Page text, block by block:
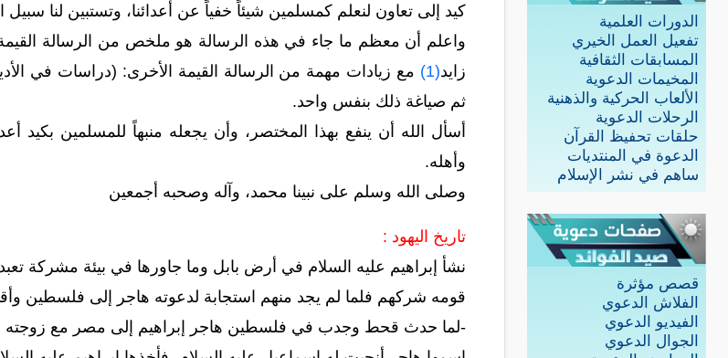
الدورات العلمية
تفعيل العمل الخيري
المسابقات الثقافية
المخيمات الدعوية
الألعاب الحركية والذهنية
الرحلات الدعوية
حلقات تحفيظ القرآن
الدعوة في المنتديات
ساهم في نشر الإسلام
قصص مؤثرة
الفلاش الدعوي
الفيديو الدعوي
الجوال الدعوي
كيد إلى تعاون لنعلم كمسلمين شيئاً خفياً عن أعدائنا، وتستبين لنا سبيل
واعلم أن معظم ما جاء في هذه الرسالة هو ملخص من الرسالة القيمة:
زايد(1) مع زيادات مهمة من الرسالة القيمة الأخرى: (دراسات في
ثم صياغة ذلك بنفس واحد.
أسأل الله أن ينفع بهذا المختصر، وأن يجعله منبهاً للمسلمين بكيد
وأهله.
وصلى الله وسلم على نبينا محمد، وآله وصحبه أجمعين
تاريخ اليهود :
نشأ إبراهيم عليه السلام في أرض بابل وما جاورها في بيئة مشركة
قومه شركهم فلما لم يجد منهم استجابة لدعوته هاجر إلى فلسطين
-لما حدث قحط وجدب في فلسطين هاجر إبراهيم إلى مصر مع زوجته